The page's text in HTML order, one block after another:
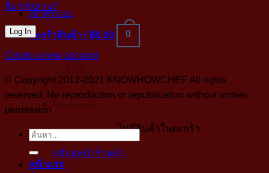
เข้าสู่ระบบ
ตะกร้าสินค้า / ฿0.00 0
ไม่มีสินค้าในตะกร้า
กลับสู่หน้าร้านค้า
ลืมรหัสผ่าน?
Create a new account
© Copyright 2012-2021 KNOWHOWCHEF All rights
reserved. No reproduction or republication without written
permission
ค้นหา:
หน้าแรก